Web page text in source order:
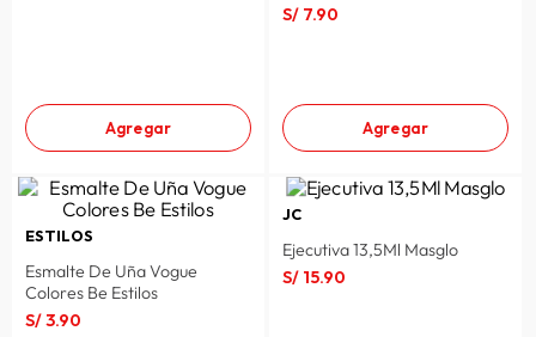
Agregar
S/ 7.90
Agregar
ESTILOS
Esmalte De Uña Vogue
Colores Be Estilos
S/3.90
JC
Ejecutiva 13,5Ml Masglo
S/ 15.90